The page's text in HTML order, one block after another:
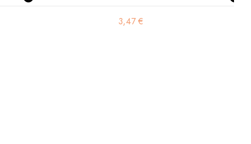
36,37 €